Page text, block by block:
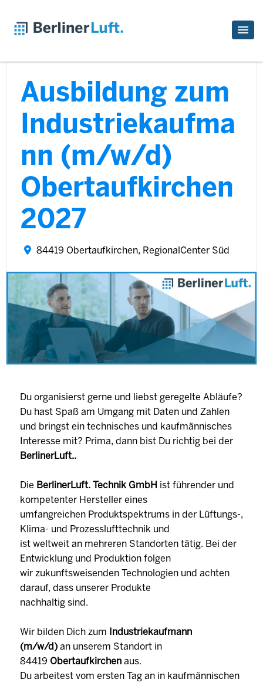
Ausbildung zum
Industriekaufma
nn (m/w/d)
Obertaufkirchen
2027
84419 Obertaufkirchen, RegionalCenter Süd
Du organisierst gerne und liebst geregelte Abläufe?
Du hast Spaß am Umgang mit Daten und Zahlen
und bringst ein technisches und kaufmännisches
Interesse mit? Prima, dann bist Du richtig bei der
BerlinerLuft..
Die BerlinerLuft. Technik GmbH ist führender und
kompetenter Hersteller eines
umfangreichen Produktspektrums in der Lüftungs-,
Klima- und Prozesslufttechnik und
ist weltweit an mehreren Standorten tätig. Bei der
Entwicklung und Produktion folgen
wir zukunftsweisenden Technologien und achten
darauf, dass unserer Produkte
nachhaltig sind.
Wir bilden Dich zum Industriekaufmann
(m/w/d) an unserem Standort in
84419 Obertaufkirchen aus.
Du arbeitest vom ersten Tag an in kaufmännischen